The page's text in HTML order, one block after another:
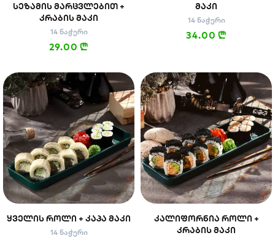
ᲡᲔᲖᲐᲛᲘᲡ ᲛᲐᲠᲪᲕᲚᲔᲑᲘᲗ +
ᲙᲠᲐᲑᲘᲡ ᲛᲐᲙᲘ
14 ნაჭერი
29.00 n
ᲛᲐᲙᲘ
14 ნაჭერი
34.00 n
ᲧᲕᲔᲚᲘᲡ ᲠᲝᲚᲘ + ᲙᲐᲞᲐ ᲛᲐᲙᲘ
14 ნაჭერი
ᲙᲐᲚᲘᲤᲝᲠᲜᲘᲐ ᲠᲝᲚᲘ +
ᲙᲠᲐᲑᲘᲡ ᲛᲐᲙᲘ